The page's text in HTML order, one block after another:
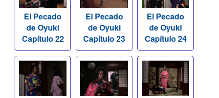
El Pecado
de Oyuki
Capítulo 22
El Pecado
de Oyuki
Capítulo 23
El Pecado
de Oyuki
Capítulo 24